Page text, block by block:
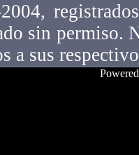
sin permiso.
a sus